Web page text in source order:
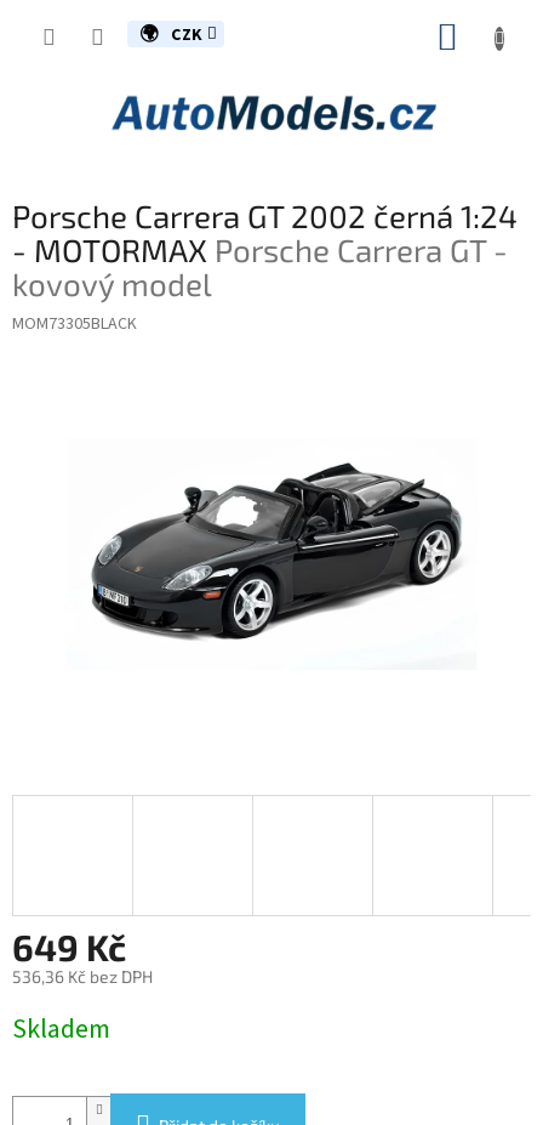
CZK
Porsche Carrera GT 2002 černá 1:24
- MOTORMAX Porsche Carrera GT -
kovový model
MOM73305BLACK
649 Kč
536,36 Kč bez DPH
cena:
Skladem